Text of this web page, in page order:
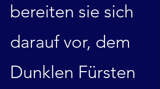
bereiten sie sich
darauf vor, dem
Dunklen Fürsten